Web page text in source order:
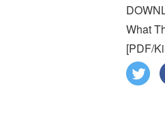
What
[PDF/